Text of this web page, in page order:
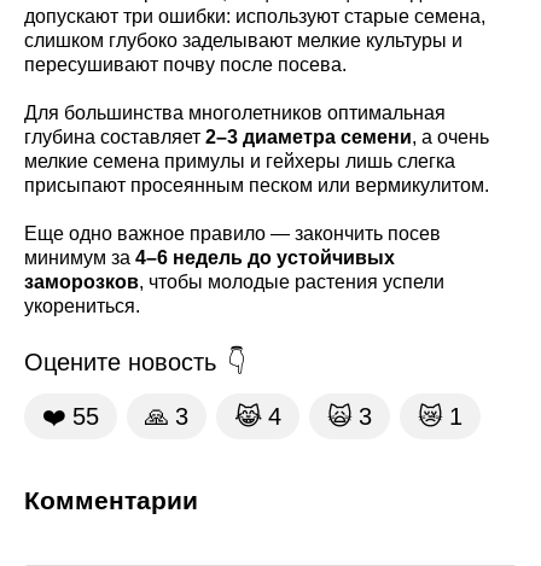
допускают три ошибки: используют старые семена,
слишком глубоко заделывают мелкие культуры и
пересушивают почву после посева.
Для большинства многолетников оптимальная
глубина составляет 2–3 диаметра семени, а очень
мелкие семена примулы и гейхеры лишь слегка
присыпают просеянным песком или вермикулитом.
Еще одно важное правило — закончить посев
минимум за 4–6 недель до устойчивых
заморозков, чтобы молодые растения успели
укорениться.
Оцените новость
❤️ 55 🙏 3 😹 4 🙀 3 😿 1
Комментарии